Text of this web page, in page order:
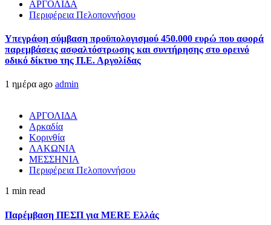
ΑΡΓΟΛΙΔΑ
Περιφέρεια Πελοποννήσου
Υπεγράφη σύμβαση προϋπολογισμού 450.000 ευρώ που αφορά
παρεμβάσεις ασφαλτόστρωσης και συντήρησης στο ορεινό
οδικό δίκτυο της Π.Ε. Αργολίδας
1 ημέρα ago admin
ΑΡΓΟΛΙΔΑ
Αρκαδία
Κορινθία
ΛΑΚΩΝΙΑ
ΜΕΣΣΗΝΙΑ
Περιφέρεια Πελοποννήσου
1 min read
Παρέμβαση ΠΕΣΠ για MERE Ελλάς